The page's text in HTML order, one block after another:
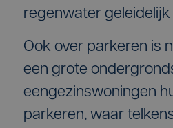
regenwater geleidelijk
Ook over parkeren is
een grote
eengezinswoningen
parkeren, waar